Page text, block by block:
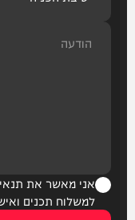
אני מאשר את
למשלוח תכנים